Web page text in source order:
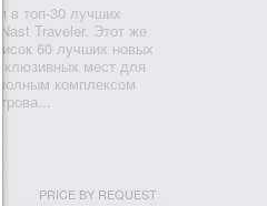
в топ-30 лучших
Traveler. Этот же
60 лучших новых
мест для
комплексом
PRICE BY REQUEST